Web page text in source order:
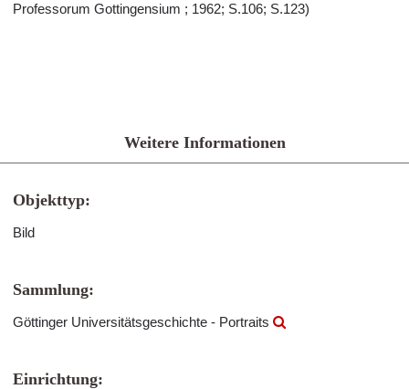
Professorum Gottingensium ; 1962; S.106; S.123)
Weitere Informationen
Objekttyp:
Bild
Sammlung:
Göttinger Universitätsgeschichte - Portraits
Einrichtung: